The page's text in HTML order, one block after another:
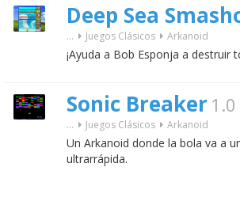
Deep Sea
... Juegos Clásicos Arkanoid
¡Ayuda a Bob Esponja a destruir
Sonic Breaker 1.0
... Juegos Clásicos Arkanoid
Un Arkanoid donde la bola va a
ultrarrápida.